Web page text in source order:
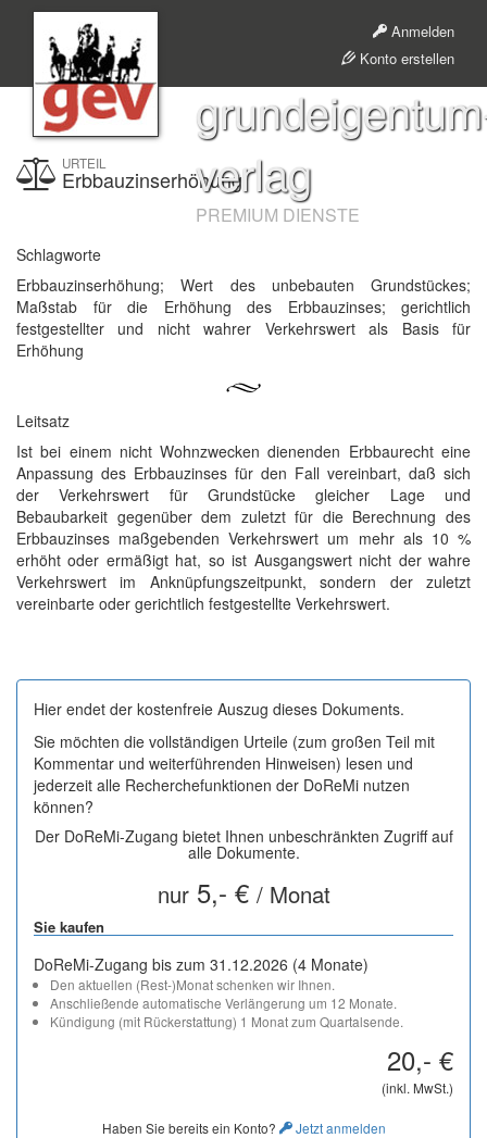
Anmelden
Konto erstellen
verlag
PREMIUM DIENSTE
URTEIL
Erbbauzinserhöhung
Schlagworte
Erbbauzinserhöhung; Wert des unbebauten Grundstückes;
Maßstab für die Erhöhung des Erbbauzinses; gerichtlich
festgestellter und nicht wahrer Verkehrswert als Basis für
Erhöhung
Leitsatz
Ist bei einem nicht Wohnzwecken dienenden Erbbaurecht eine
Anpassung des Erbbauzinses für den Fall vereinbart, daß sich
der Verkehrswert für Grundstücke gleicher Lage und
Bebaubarkeit gegenüber dem zuletzt für die Berechnung des
Erbbauzinses maßgebenden Verkehrswert um mehr als 10 %
erhöht oder ermäßigt hat, so ist Ausgangswert nicht der wahre
Verkehrswert im Anknüpfungszeitpunkt, sondern der zuletzt
vereinbarte oder gerichtlich festgestellte Verkehrswert.
Hier endet der kostenfreie Auszug dieses Dokuments.
Sie möchten die vollständigen Urteile (zum großen Teil mit
Kommentar und weiterführenden Hinweisen) lesen und
jederzeit alle Recherchefunktionen der DoReMi nutzen
können?
Der DoReMi-Zugang bietet Ihnen unbeschränkten Zugriff auf
alle Dokumente.
nur5,- € / Monat
Sie kaufen
DoReMi-Zugang bis zum 31.12.2026 (4 Monate)
Den aktuellen (Rest-)Monat schenken wir Ihnen.
Anschließende automatische Verlängerung um 12 Monate.
Kündigung (mit Rückerstattung) 1 Monat zum Quartalsende.
20,- €
(inkl. MwSt.)
Haben Sie bereits ein Konto? Jetzt anmelden